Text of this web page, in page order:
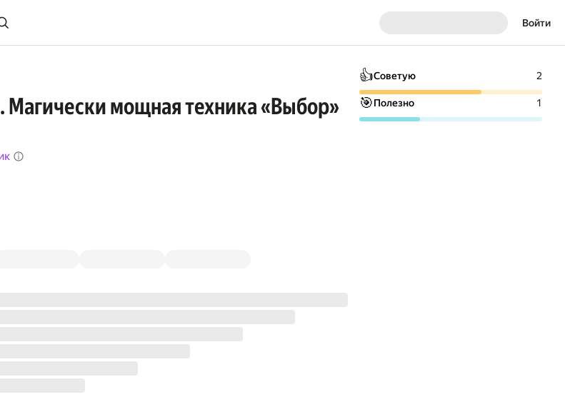
Войти
Магически мощная техника «Выбор»
👍Советую 2
🎯Полезно 1